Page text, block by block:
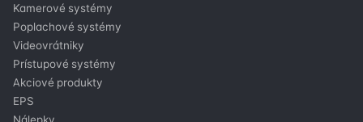
Kamerové systémy
Poplachové systémy
Videovrátniky
Prístupové systémy
Akciové produkty
EPS